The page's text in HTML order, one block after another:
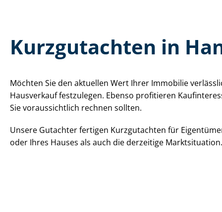
Kurzgutachten in
Möchten Sie den aktuellen Wert Ihrer Immobilie
Hausverkauf festzulegen. Ebenso profitieren
Sie voraussichtlich rechnen sollten.
Unsere Gutachter fertigen Kurzgutachten für
oder Ihres Hauses als auch die derzeitige